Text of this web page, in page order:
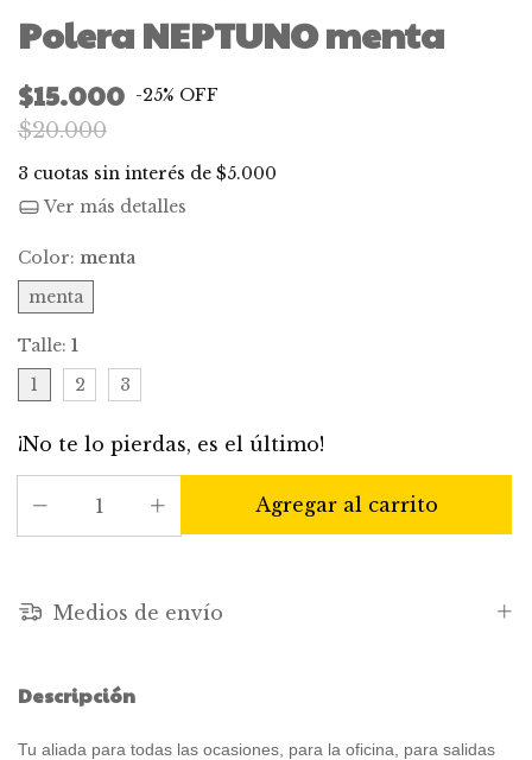
Polera NEPTUNO menta
$15.000 -25% OFF
$20.000
3 cuotas sin interés de $5.000
Ver más detalles
Color: menta
menta
Talle: 1
1
2 3
¡No te lo pierdas, es el último!
Medios de envío
Descripción
Tu aliada para todas las ocasiones, para la oficina, para salidas